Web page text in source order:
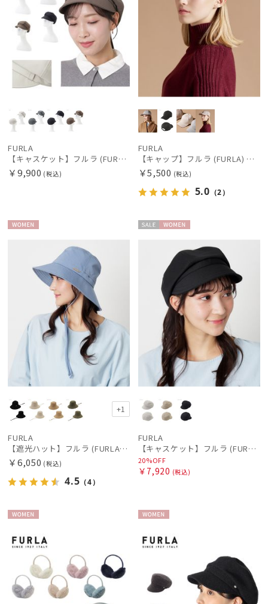
FURLA
【キャスケット】フルラ (FURLA) ロゴ刺繍キャスケット UV 洗える
￥9,900 (税込)
FURLA
【キャップ】フルラ (FURLA) スエードキャップ FURLA刺繍 UV
￥5,500 (税込)
5.0 （2）
+1
FURLA
【遮光ハット】フルラ (FURLA) サファリハット 遮光帽子
￥6,050 (税込)
4.5 （4）
FURLA
【キャスケット】フルラ (FURLA) ロゴチャーム
20%OFF
￥7,920 (税込)
N
N